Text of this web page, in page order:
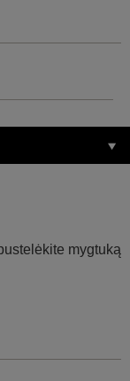
mygtuką